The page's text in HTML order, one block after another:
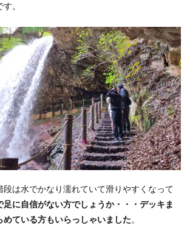
。
段は水でかなり濡れていて滑りやすくなって
足に自信がない方でしょうか・・・デッキま
めている方もいらっしゃいました。